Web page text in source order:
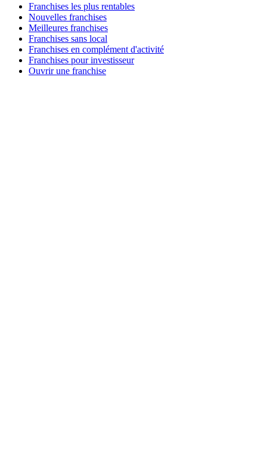
Franchises les plus rentables
Nouvelles franchises
Meilleures franchises
Franchises sans local
Franchises en complément d'activité
Franchises pour investisseur
Ouvrir une franchise